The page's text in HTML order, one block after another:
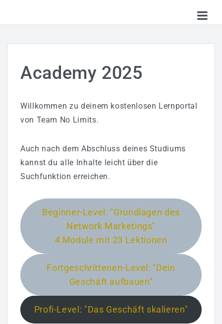
SHOP
KALENDER
LOGIN
Academy 2025
Willkommen zu deinem kostenlosen Lernportal
von Team No Limits.
Auch nach dem Abschluss deines Studiums
kannst du alle Inhalte leicht über die
Suchfunktion erreichen.
Beginner-Level: "Grundlagen des
Network Marketings"
4 Module mit 23 Lektionen
Fortgeschrittenen-Level: "Dein
Geschäft aufbauen"
Profi-Level: "Das Geschäft skalieren"